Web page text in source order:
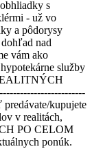
s
- už vo
a pôdorysy
nad
vám ako
služby
kupujete
v realitách,
PO CELOM
ponúk.